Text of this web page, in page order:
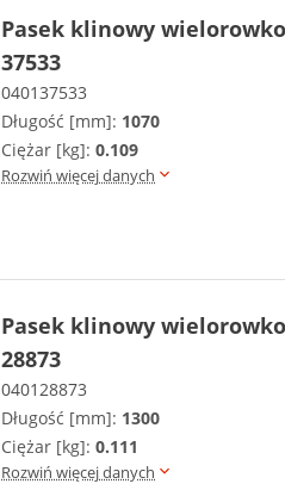
Pasek klinowy
37533
040137533
Długość [mm]: 1070
Ciężar [kg]: 0.109
Rozwiń więcej danych
Pasek klinowy
28873
040128873
Długość [mm]: 1300
Ciężar [kg]: 0.111
Rozwiń więcej danych